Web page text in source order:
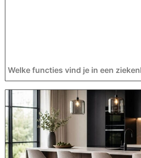
Welke functies vind je in een